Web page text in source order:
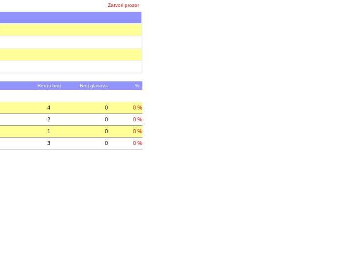
Zatvori prozor
Redni broj Broj glasova %
4 0
0 %
2 0
0 %
1 0
0 %
3 0 0 %